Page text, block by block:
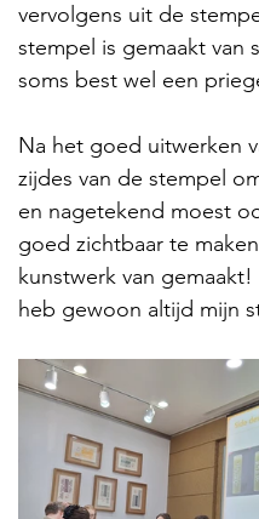
vervolgens uit de
stempel is gemaakt van
soms best wel een
Na het goed uitwerken
zijdes van de stempel
en nagetekend moest
goed zichtbaar te
kunstwerk van
heb gewoon altijd mijn